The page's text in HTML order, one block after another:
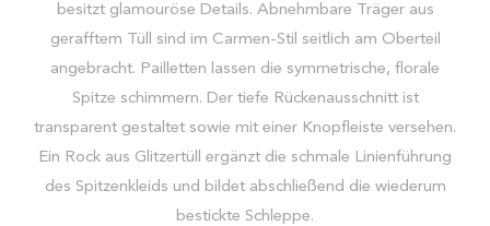
besitzt glamouröse Details. Abnehmbare Träger aus
gerafftem Tüll sind im Carmen-Stil seitlich am Oberteil
angebracht. Pailletten lassen die symmetrische, florale
Spitze schimmern. Der tiefe Rückenausschnitt ist
transparent gestaltet sowie mit einer Knopfleiste versehen.
Ein Rock aus Glitzertüll ergänzt die schmale Linienführung
des Spitzenkleids und bildet abschließend die wiederum
bestickte Schleppe.